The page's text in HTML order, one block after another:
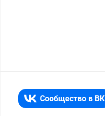
Сообщество в ВК